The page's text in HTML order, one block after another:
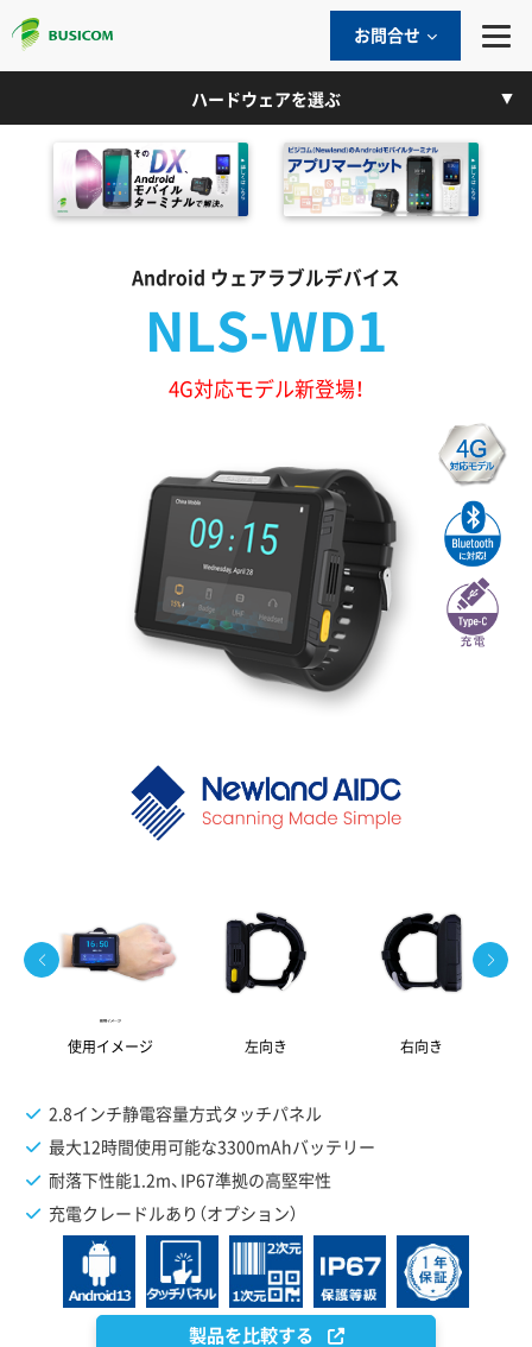
お問合せ
ハードウェアを選ぶ
Android ウェアラブルデバイス
NLS-WD1
4G対応モデル新登場！
使用イメージ 左向き 右向き
2.8インチ静電容量方式タッチパネル
最大12時間使用可能な3300mAhバッテリー
耐落下性能1.2m、IP67準拠の高堅牢性
充電クレードルあり（オプション）
製品を比較する